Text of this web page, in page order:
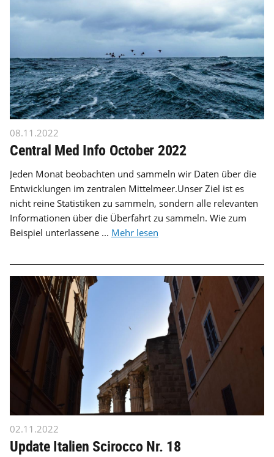
08.11.2022
Central Med Info October 2022
Jeden Monat beobachten und sammeln wir Daten über die
Entwicklungen im zentralen Mittelmeer.Unser Ziel ist es
nicht reine Statistiken zu sammeln, sondern alle relevanten
Informationen über die Überfahrt zu sammeln. Wie zum
Beispiel unterlassene ... Mehr lesen
02.11.2022
Update Italien Scirocco Nr. 18